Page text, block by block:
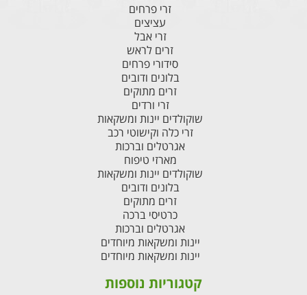
זרי פרחים
עציצים
זרי אבל
זרים לראש
סידורי פרחים
בלונים ודובים
זרים מתוקים
זרי ורדים
שוקולדים יינות ומשקאות
זרי כלה וקישוטי רכב
אגרטלים וברכות
מארזי טיפוח
שוקולדים יינות ומשקאות
בלונים ודובים
זרים מתוקים
כרטיסי ברכה
אגרטלים וברכות
יינות ומשקאות מיוחדים
יינות ומשקאות מיוחדים
קטגוריות נוספות